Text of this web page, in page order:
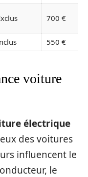
700 €
550 €
voiture
électrique
des voitures
influencent le
le